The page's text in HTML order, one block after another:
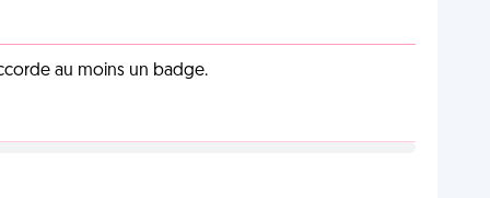
au moins un badge.